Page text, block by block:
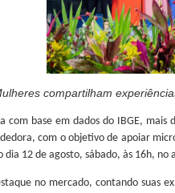
compartilham
base em dados do IBGE,
com o objetivo de apoiar
dia 12 de agosto, sábado, às 16h,
no mercado, contando suas